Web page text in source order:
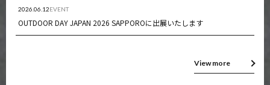
2026.06.12EVENT
OUTDOOR DAY JAPAN 2026 SAPPOROに出展いたします
View more